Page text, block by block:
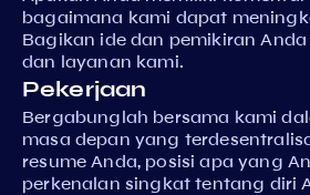
bagaimana kami dapat
Bagikan ide dan pemikiran
dan layanan kami.
Pekerjaan
Bergabunglah bersama kami
masa depan yang
resume Anda, posisi apa yang
perkenalan singkat tentang diri